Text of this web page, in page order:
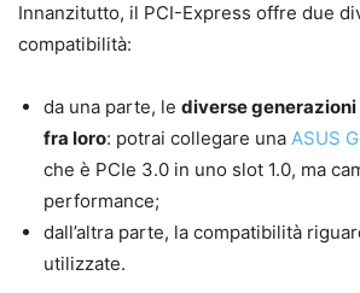
Innanzitutto, il PCI-Express offre due
compatibilità:
da una parte, le diverse
fra loro: potrai collegare una ASUS
che è PCIe 3.0 in uno slot 1.0, ma
performance;
dall’altra parte, la compatibilità
utilizzate.